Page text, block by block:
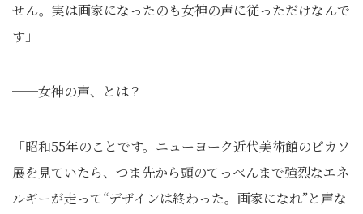
せん。実は画家になったのも女神の声に従っただけなんで
す」
──女神の声、とは？
「昭和55年のことです。ニューヨーク近代美術館のピカソ
展を見ていたら、つま先から頭のてっぺんまで強烈なエネ
ルギーが走って“デザインは終わった。画家になれ”と声な